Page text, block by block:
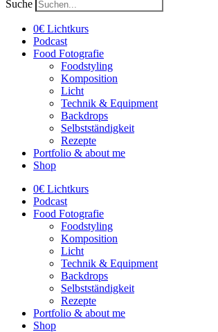
Suche
0€ Lichtkurs
Podcast
Food Fotografie
Foodstyling
Komposition
Licht
Technik & Equipment
Backdrops
Selbstständigkeit
Rezepte
Portfolio & about me
Shop
0€ Lichtkurs
Podcast
Food Fotografie
Foodstyling
Komposition
Licht
Technik & Equipment
Backdrops
Selbstständigkeit
Rezepte
Portfolio & about me
Shop